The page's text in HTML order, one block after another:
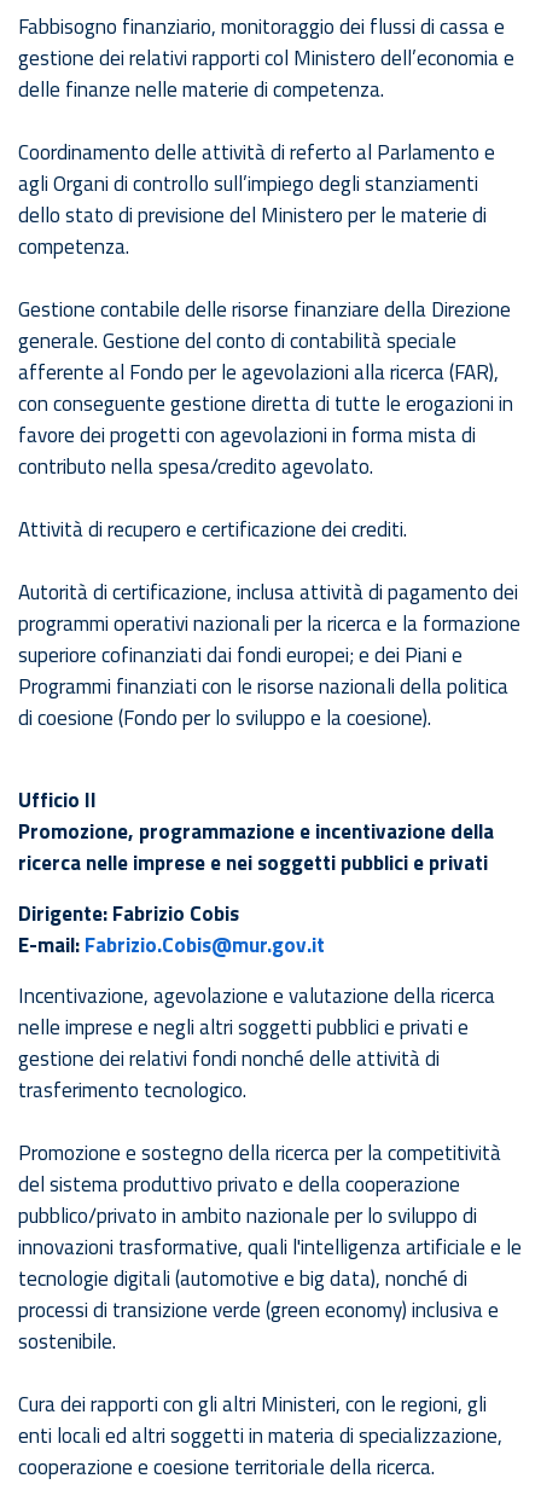
Fabbisogno finanziario, monitoraggio dei flussi di cassa e
gestione dei relativi rapporti col Ministero dell’economia e
delle finanze nelle materie di competenza.
Coordinamento delle attività di referto al Parlamento e
agli Organi di controllo sull’impiego degli stanziamenti
dello stato di previsione del Ministero per le materie di
competenza.
Gestione contabile delle risorse finanziare della Direzione
generale. Gestione del conto di contabilità speciale
afferente al Fondo per le agevolazioni alla ricerca (FAR),
con conseguente gestione diretta di tutte le erogazioni in
favore dei progetti con agevolazioni in forma mista di
contributo nella spesa/credito agevolato.
Attività di recupero e certificazione dei crediti.
Autorità di certificazione, inclusa attività di pagamento dei
programmi operativi nazionali per la ricerca e la formazione
superiore cofinanziati dai fondi europei; e dei Piani e
Programmi finanziati con le risorse nazionali della politica
di coesione (Fondo per lo sviluppo e la coesione).
Ufficio II
Promozione, programmazione e incentivazione della
ricerca nelle imprese e nei soggetti pubblici e privati
Dirigente: Fabrizio Cobis
E-mail:Fabrizio.Cobis@mur.gov.it
Incentivazione, agevolazione e valutazione della ricerca
nelle imprese e negli altri soggetti pubblici e privati e
gestione dei relativi fondi nonché delle attività di
trasferimento tecnologico.
Promozione e sostegno della ricerca per la competitività
del sistema produttivo privato e della cooperazione
pubblico/privato in ambito nazionale per lo sviluppo di
innovazioni trasformative, quali l'intelligenza artificiale e le
tecnologie digitali (automotive e big data), nonché di
processi di transizione verde (green economy) inclusiva e
sostenibile.
Cura dei rapporti con gli altri Ministeri, con le regioni, gli
enti locali ed altri soggetti in materia di specializzazione,
cooperazione e coesione territoriale della ricerca.